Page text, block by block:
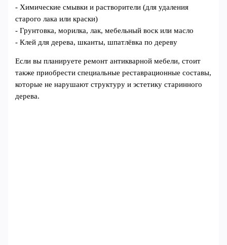
- Химические смывки и растворители (для удаления
старого лака или краски)
- Грунтовка, морилка, лак, мебельный воск или масло
- Клей для дерева, шканты, шпатлёвка по дереву
Если вы планируете ремонт антикварной мебели, стоит
также приобрести специальные реставрационные составы,
которые не нарушают структуру и эстетику старинного
дерева.